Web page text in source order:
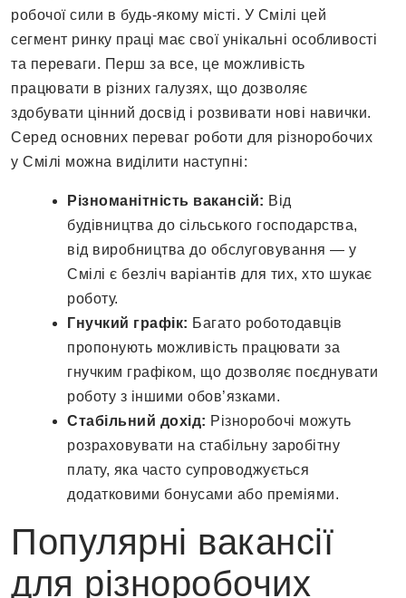
робочої сили в будь-якому місті. У Смілі цей
сегмент ринку праці має свої унікальні особливості
та переваги. Перш за все, це можливість
працювати в різних галузях, що дозволяє
здобувати цінний досвід і розвивати нові навички.
Серед основних переваг роботи для різноробочих
у Смілі можна виділити наступні:
Різноманітність вакансій: Від
будівництва до сільського господарства,
від виробництва до обслуговування — у
Смілі є безліч варіантів для тих, хто шукає
роботу.
Гнучкий графік: Багато роботодавців
пропонують можливість працювати за
гнучким графіком, що дозволяє поєднувати
роботу з іншими обов’язками.
Стабільний дохід: Різноробочі можуть
розраховувати на стабільну заробітну
плату, яка часто супроводжується
додатковими бонусами або преміями.
Популярні вакансії
для різноробочих